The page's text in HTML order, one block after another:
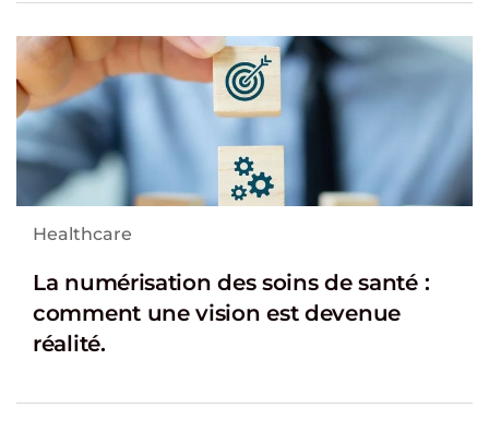
Healthcare
La numérisation des soins de santé :
comment une vision est devenue
réalité.